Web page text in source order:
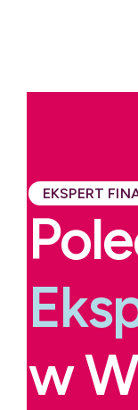
EKSPERT
w